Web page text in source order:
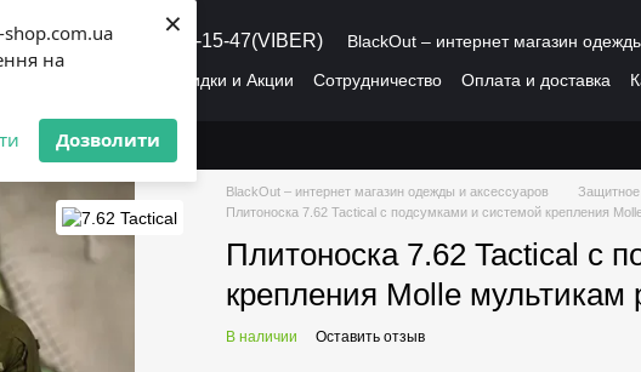
shop.com.ua
на
Дозволити
×
18-19,+38 (095) 486-15-47(VIBER)
BlackOut – интернет магазин
Скидки и Акции Сотрудничество Оплата и доставка
BlackOut – интернет магазин одежды и аксессуаров
Плитоноска 7.62 Tactical с подсумками и системой крепления
Плитоноска 7.62 Tactical с
крепления Molle
В наличии Оставить отзыв